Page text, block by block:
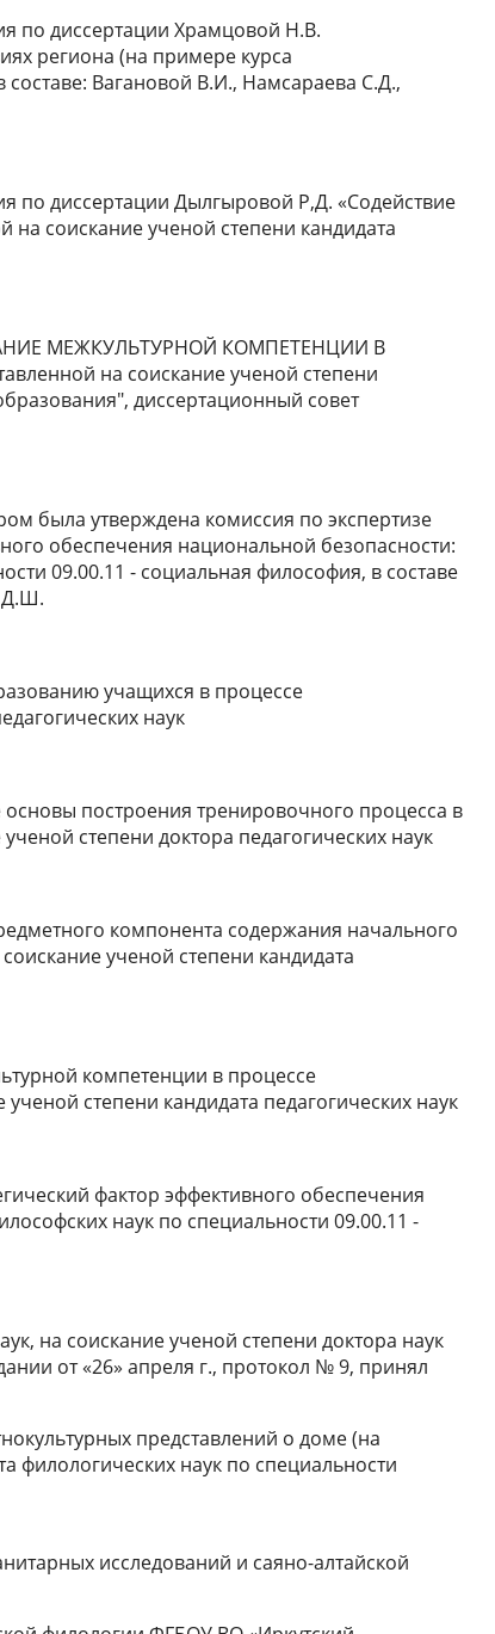
по диссертации Храмцовой Н.В.
региона (на примере курса
составе: Вагановой В.И., Намсараева С.Д.,
по диссертации Дылгыровой Р,Д. «Содействие
соискание ученой степени кандидата
МЕЖКУЛЬТУРНОЙ КОМПЕТЕНЦИИ В
на соискание ученой степени
диссертационный совет
была утверждена комиссия по экспертизе
обеспечения национальной безопасности:
09.00.11 - социальная философия, в составе
Д.Ш.
учащихся в процессе
наук
построения тренировочного процесса в
степени доктора педагогических наук
компонента содержания начального
ученой степени кандидата
компетенции в процессе
степени кандидата педагогических наук
фактор эффективного обеспечения
наук по специальности 09.00.11 -
на соискание ученой степени доктора наук
от «26» апреля г., протокол № 9, принял
представлений о доме (на
филологических наук по специальности
исследований и саяно-алтайской